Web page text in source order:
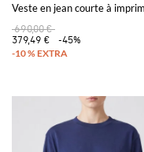
Veste en jean courte à
690,00 €
379,49 €
-45%